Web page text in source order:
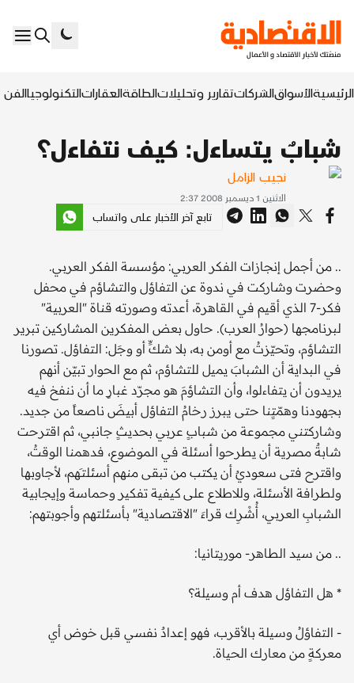
الرئيسيةالأسواقالشركاتتقارير وتحليلاتالطاقةالعقاراتالتكنولوجياالفن
شبابٌ يتساءل: كيف نتفاءل؟
نجيب الزامل
الاثنين 1 ديسمبر 2008 2:37
تابع آخر الأخبار على واتساب
.. من أجمل إنجازات الفكر العربي: مؤسسة الفكر العربي.
وحضرت وشاركت في ندوة عن التفاؤل والتشاؤم في محفل
فكر-7 الذي أقيم في القاهرة، أعدته وصورته قناة "العربية"
لبرنامجها (حوارُ العرب). حاول بعض المفكرين المشاركين تبرير
التشاؤم، وتحيّزتُ مع أومن به، بلا شكٍّ أو وجَل: التفاؤل. تصورنا
في البداية أن الشبابَ يميل للتشاؤم، ثم مع الحوار تبيّن أنهم
يريدون أن يتفاءلوا، وأن التشاؤمَ هو مجرّد غبارٍ ما أن ننفخ فيه
بجهودنا وهمّتٍنا حتى يبرز رخامُ التفاؤل أبيضَ ناصعاً من جديد.
وشاركتني مجموعة من شبابٍ عربي بحديثٍ جانبي، ثم اقترحت
شابةٌ مصرية أن يطرحوا أسئلة في الموضوع، فدهمنا الوقتُ،
واقترح فتى سعوديٌ أن يكتب من تبقى منهم أسئلتـَهم، لأجاوبها
ولطرافة الأسئلة، وللاطلاع على كيفية تفكير وحماسة وإيجابية
الشبابِ العربي، أُشْرِك قراءَ "الاقتصادية" بأسئلتهم وأجوبتهم:
.. من سيد الطاهر- موريتانيا:
* هل التفاؤل هدف أم وسيلة؟
- التفاؤلُ وسيلة بالأقرب، فهو إعدادٌ نفسي قبل خوض أي
معركةٍ من معارك الحياة.